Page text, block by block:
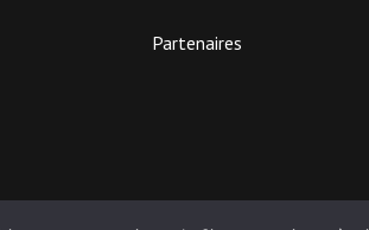
Partenaires